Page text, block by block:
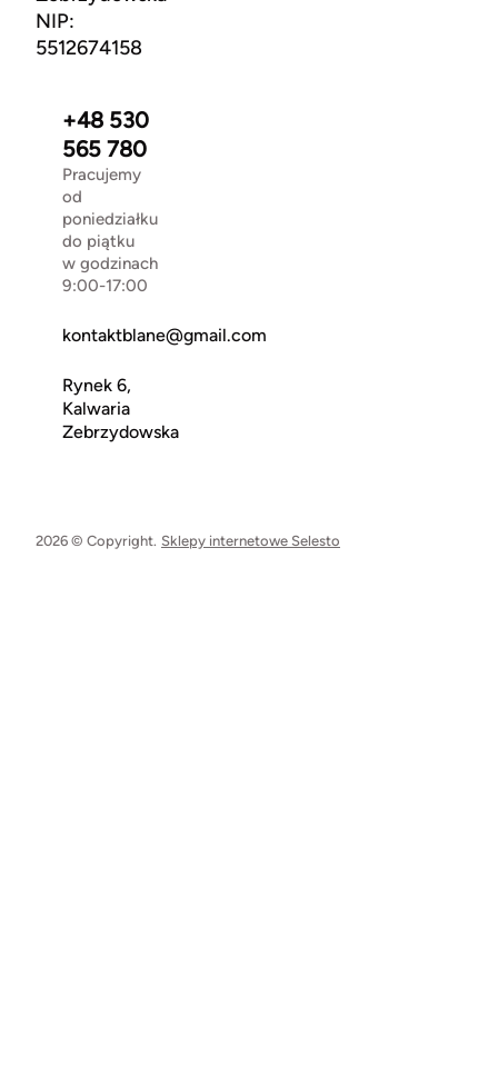
NIP:
5512674158
+48 530
565 780
Pracujemy
od
poniedziałku
do piątku
w godzinach
9:00-17:00
kontaktblane@gmail.com
Rynek 6,
Kalwaria
Zebrzydowska
2026 © Copyright. Sklepy internetowe Selesto